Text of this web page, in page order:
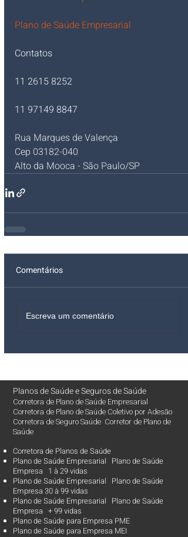
Plano de Saúde Empresarial
Contatos
11 2615 8252
11 97149 8847
Rua Marques de Valença
Cep 03182-040
Alto da Mooca - São Paulo/SP
Comentários
Escreva um comentário
Planos de SaúdeeSeguros de Saúde
Corretora de Plano de Saúde Empresarial
Corretora de Plano de Saúde Coletivo por Adesão
Corretora de Seguro Saúde Corretor de Plano de
Saúde
Corretora de Planos de Saúde
Plano de Saúde Empresarial Plano de Saúde
Empresa 1 à 29 vidas
Plano de Saúde Empresarial Plano de Saúde
Empresa 30 à 99 vidas ​
Plano de Saúde Empresarial Plano de Saúde
Empresa + 99 vidas
Plano de Saúde para Empresa PME
Plano de Saúde para Empresa MEI